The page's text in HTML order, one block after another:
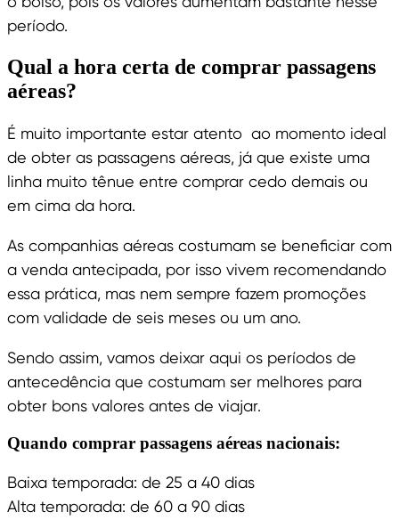
período.
Qual a hora certa de comprar passagens
aéreas?
É muito importante estar atento ao momento ideal
de obter as passagens aéreas, já que existe uma
linha muito tênue entre comprar cedo demais ou
em cima da hora.
As companhias aéreas costumam se beneficiar com
a venda antecipada, por isso vivem recomendando
essa prática, mas nem sempre fazem promoções
com validade de seis meses ou um ano.
Sendo assim, vamos deixar aqui os períodos de
antecedência que costumam ser melhores para
obter bons valores antes de viajar.
Quando comprar passagens aéreas nacionais:
Baixa temporada: de 25 a 40 dias
Alta temporada: de 60 a 90 dias